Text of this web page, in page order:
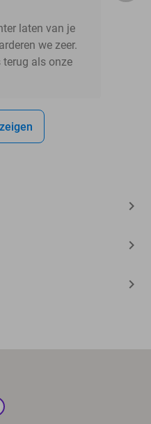
laten van je
we zeer.
terug als onze